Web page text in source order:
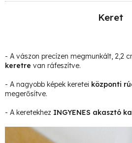
Keret
- A vászon precízen megmunkált, 2,2
keretre van ráfeszítve.
- A nagyobb képek keretei központi
megerősítve.
- A keretekhez INGYENES akasztó